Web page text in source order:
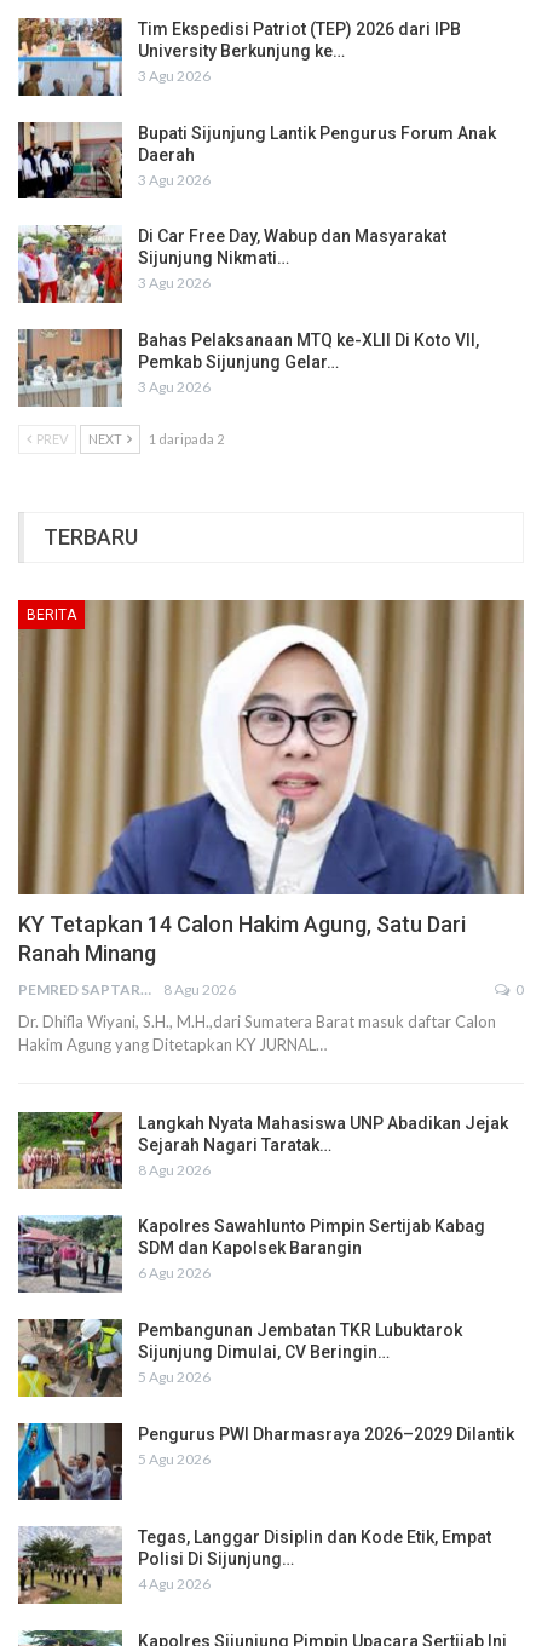
Tim Ekspedisi Patriot (TEP) 2026 dari IPB
University Berkunjung ke…
3 Agu 2026
Bupati Sijunjung Lantik Pengurus Forum Anak
Daerah
3 Agu 2026
Di Car Free Day, Wabup dan Masyarakat
Sijunjung Nikmati…
3 Agu 2026
Bahas Pelaksanaan MTQ ke-XLII Di Koto VII,
Pemkab Sijunjung Gelar…
3 Agu 2026
PREV NEXT 1 daripada 2
TERBARU
BERITA
KY Tetapkan 14 Calon Hakim Agung, Satu Dari
Ranah Minang
PEMRED SAPTARIUS 8 Agu 2026 0
Dr. Dhifla Wiyani, S.H., M.H.,dari Sumatera Barat masuk daftar Calon
Hakim Agung yang Ditetapkan KY JURNAL…
Langkah Nyata Mahasiswa UNP Abadikan Jejak
Sejarah Nagari Taratak…
8 Agu 2026
Kapolres Sawahlunto Pimpin Sertijab Kabag
SDM dan Kapolsek Barangin
6 Agu 2026
Pembangunan Jembatan TKR Lubuktarok
Sijunjung Dimulai, CV Beringin…
5 Agu 2026
Pengurus PWI Dharmasraya 2026–2029 Dilantik
5 Agu 2026
Tegas, Langgar Disiplin dan Kode Etik, Empat
Polisi Di Sijunjung…
4 Agu 2026
Kapolres Sijunjung Pimpin Upacara Sertijab Ini